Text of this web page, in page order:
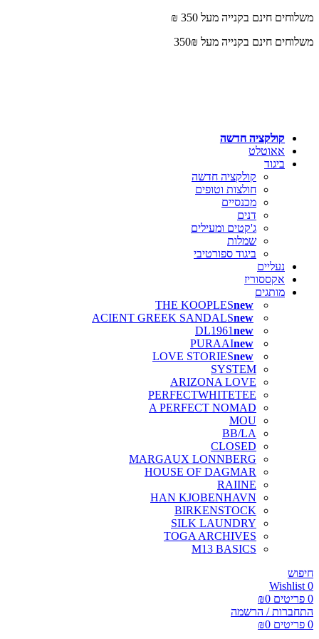
קולקציה חדשה
אאוטלט
ביגוד
קולקציה חדשה
חולצות וטופים
מכנסיים
דנים
ג'קטים ומעילים
שמלות
ביגוד ספורטיבי
נעליים
אקססוריז
מותגים
THE KOOPLES
ACIENT GREEK SANDALS
DL1961
PURAAI
LOVE STORIES
SYSTEM
ARIZONA LOVE
PERFECTWHITETEE
A PERFECT NOMAD
MOU
BB/LA
CLOSED
MARGAUX LONNBERG
HOUSE OF DAGMAR
RAIINE
HAN KJOBENHAVN
BIRKENSTOCK
SILK LAUNDRY
TOGA ARCHIVES
M13 BASICS
חיפוש
0
Wishlist
0 פריטים ₪0
התחברות / הרשמה
0 פריטים ₪0
משלוחים חינם בקנייה מעל 350 ₪
משלוחים חינם בקנייה מעל 350₪